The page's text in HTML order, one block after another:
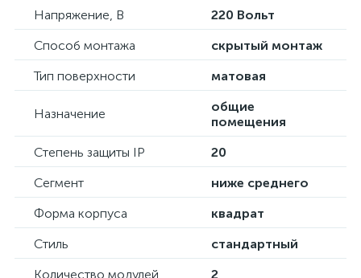
Напряжение, В
220 Вольт
Способ монтажа
скрытый монтаж
Тип поверхности
матовая
Назначение
общие
помещения
Степень защиты IP
20
Сегмент
ниже среднего
Форма корпуса
квадрат
Стиль
стандартный
Количество модулей
2